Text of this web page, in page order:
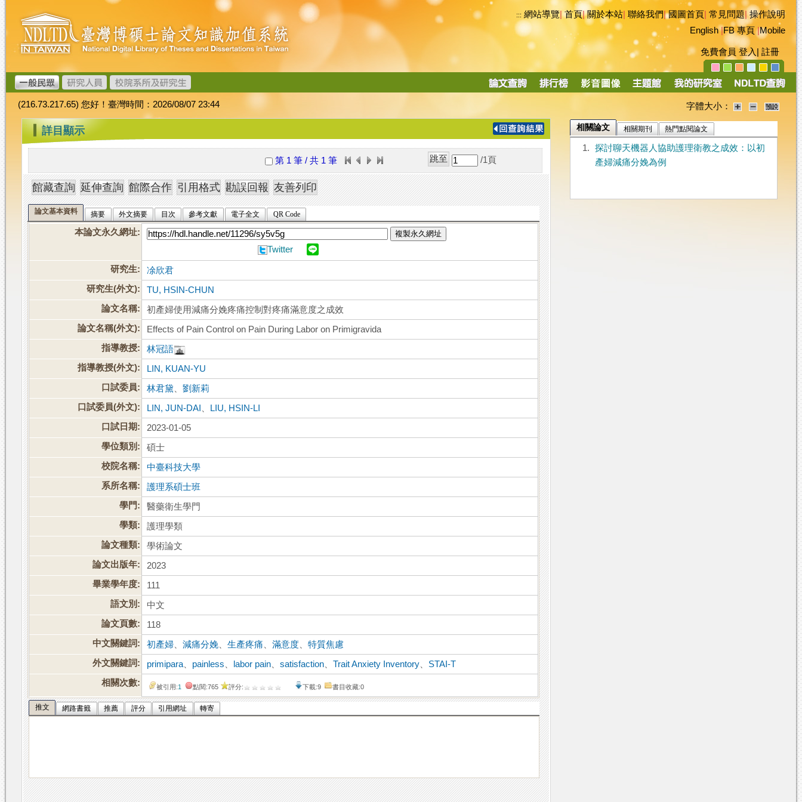
跳
到
主
要
內
容
臺
灣
博
碩
士
論
文
加
值
系
統
::: 網站導覽|首頁|關於本站 聯絡我們|國圖首頁 常見問題|操作說明
English|FB 專頁|Mobile
免費會員 登入 註冊
導
(216.73.217.65) 您好！臺灣時間：2026/08/07 23:44 字體大小：
::: 詳目顯示
第 1 筆 / 共 1 筆 /1 頁
論文基本資料 摘要 外文摘要 目次 參考文獻 電子全文 QR Code
本論文永久網址: 複製永久網址
Twitter
研究生:
凃欣君
研究生(外文):
TU, HSIN-CHUN
論文名稱:
初產婦使用減痛分娩疼痛控制對疼痛滿意度之成效
論文名稱(外文):
Effects of Pain Control on Pain During Labor on Primigravida
指導教授:
林冠語
指導教授(外文):
LIN, KUAN-YU
口試委員:
林君黛 、劉新莉
口試委員(外文):
LIN, JUN-DAI
LIU, HSIN-LI
口試日期:
2023-01-05
學位類別:
碩士
校院名稱:
中臺科技大學
系所名稱:
護理系碩士班
學門:
醫藥衛生學門
學類:
護理學類
論文種類:
學術論文
論文出版年:
2023
畢業學年度:
111
語文別:
中文
論文頁數:
118
中文關鍵詞:
初產婦 、減痛分娩 、生產疼痛 、滿意度 、特質焦慮
外文關鍵詞:
primipara painless labor pain 、satisfaction 、Trait Anxiety Inventory
STAI-T
相關次數:
被引用:1 點閱:765 評分: 下載:9 書目收藏:0
推文 網路書籤 推薦 評分 引用網址 轉寄
相關論文 相關期刊 熱門點閱論文
1.
探討聊天機器人協助護理衛教之成效：以初
產婦減痛分娩為例